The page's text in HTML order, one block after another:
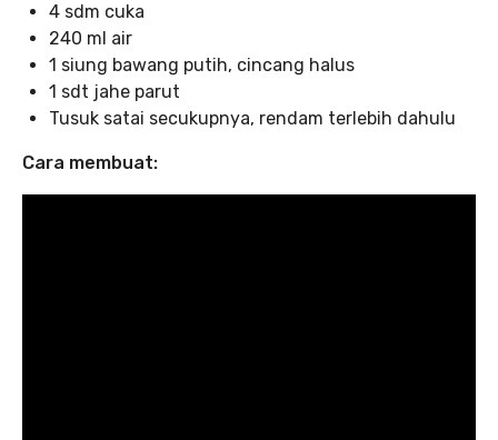
4 sdm cuka
240 ml air
1 siung bawang putih, cincang halus
1 sdt jahe parut
Tusuk satai secukupnya, rendam terlebih dahulu
Cara membuat: